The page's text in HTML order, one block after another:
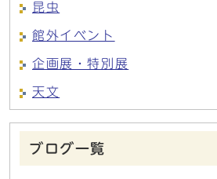
昆虫
館外イベント
企画展・特別展
天文
ブログ一覧